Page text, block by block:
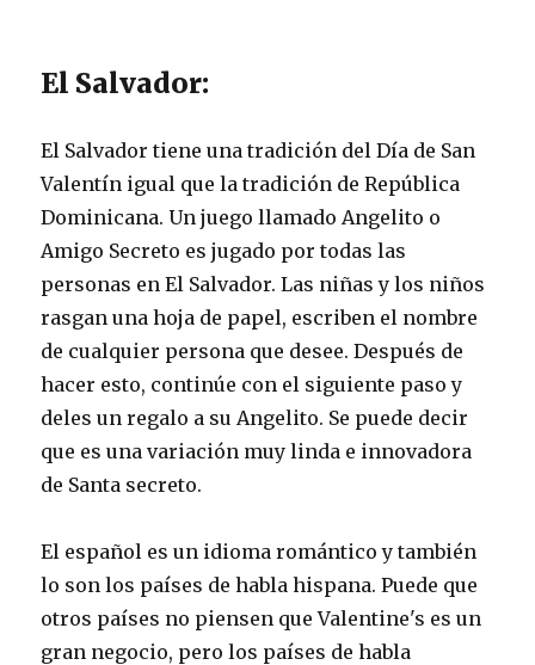
El Salvador:
El Salvador tiene una tradición del Día de San
Valentín igual que la tradición de República
Dominicana. Un juego llamado Angelito o
Amigo Secreto es jugado por todas las
personas en El Salvador. Las niñas y los niños
rasgan una hoja de papel, escriben el nombre
de cualquier persona que desee. Después de
hacer esto, continúe con el siguiente paso y
deles un regalo a su Angelito. Se puede decir
que es una variación muy linda e innovadora
de Santa secreto.
El español es un idioma romántico y también
lo son los países de habla hispana. Puede que
otros países no piensen que Valentine's es un
gran negocio, pero los países de habla